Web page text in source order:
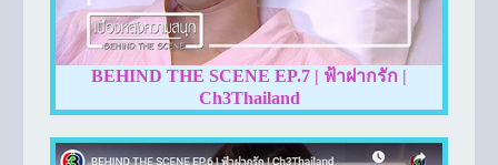
BEHIND THE SCENE EP.7 | ฟ้าฝากรัก |
Ch3Thailand